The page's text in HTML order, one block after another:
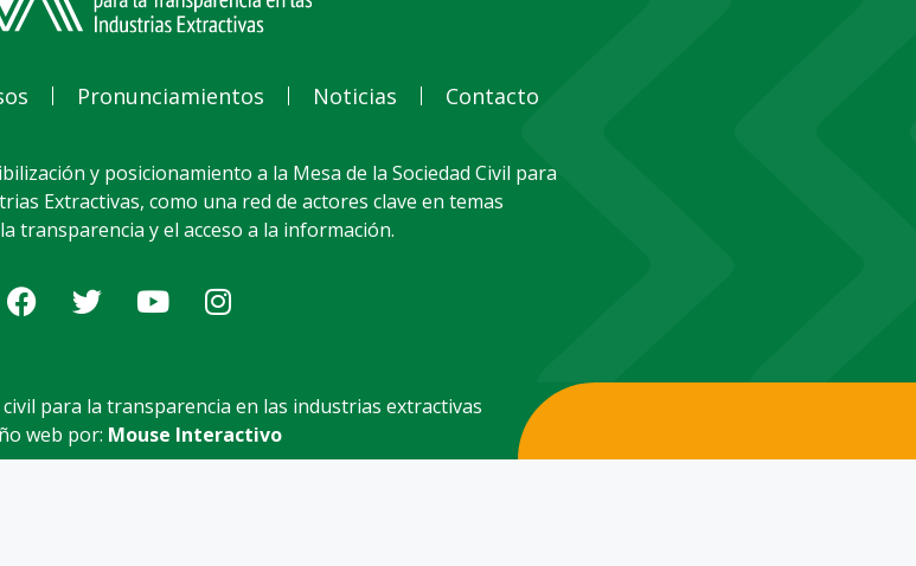
Pronunciamientos Noticias Contacto
y posicionamiento a la Mesa de la Sociedad Civil para
Extractivas, como una red de actores clave en temas
transparencia y el acceso a la información.
para la transparencia en las industrias extractivas
web por: Mouse Interactivo